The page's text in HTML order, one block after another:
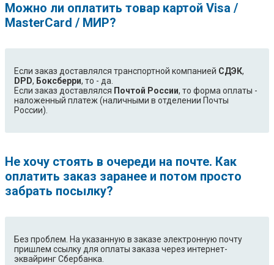
Можно ли оплатить товар картой Visa /
MasterCard / МИР?
Если заказ доставлялся транспортной компанией СДЭК,
DPD, Боксберри, то - да.
Если заказ доставлялся Почтой России, то форма оплаты -
наложенный платеж (наличными в отделении Почты
России).
Не хочу стоять в очереди на почте. Как
оплатить заказ заранее и потом просто
забрать посылку?
Без проблем. На указанную в заказе электронную почту
пришлем ссылку для оплаты заказа через интернет-
эквайринг Сбербанка.